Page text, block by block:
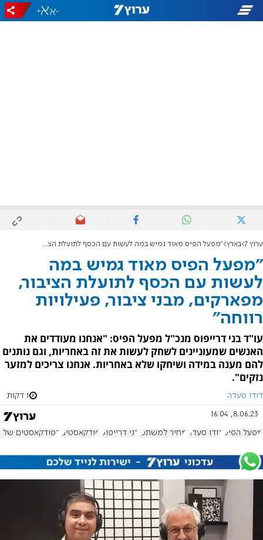
-
+
ערוץ 7 בארץ "מפעל הפיס מאוד גמיש במה לעשות עם הכסף לתועלת הציבור, מפארקים, מבני ציבור, פעילויות רווחה"
"מפעל הפיס מאוד גמיש במה
לעשות עם הכסף לתועלת הציבור,
מפארקים, מבני ציבור, פעילויות
רווחה"
עו"ד בני דרייפוס מנכ"ל מפעל הפיס: "אנחנו מעודדים את
האנשים שמעוניינים לשחק לעשות את זה באחריות, וגם נותנים
להם מענה במידה ושיחקו שלא באחריות. אנחנו צריכים למזער
נזקים".
דודו סעדה 1 דקות
8.06.23, 16:04
מפעל הפיס דודו סעדה מחיר למשתכן בני דרייפוס פודקאסטים הפודקאסטים של